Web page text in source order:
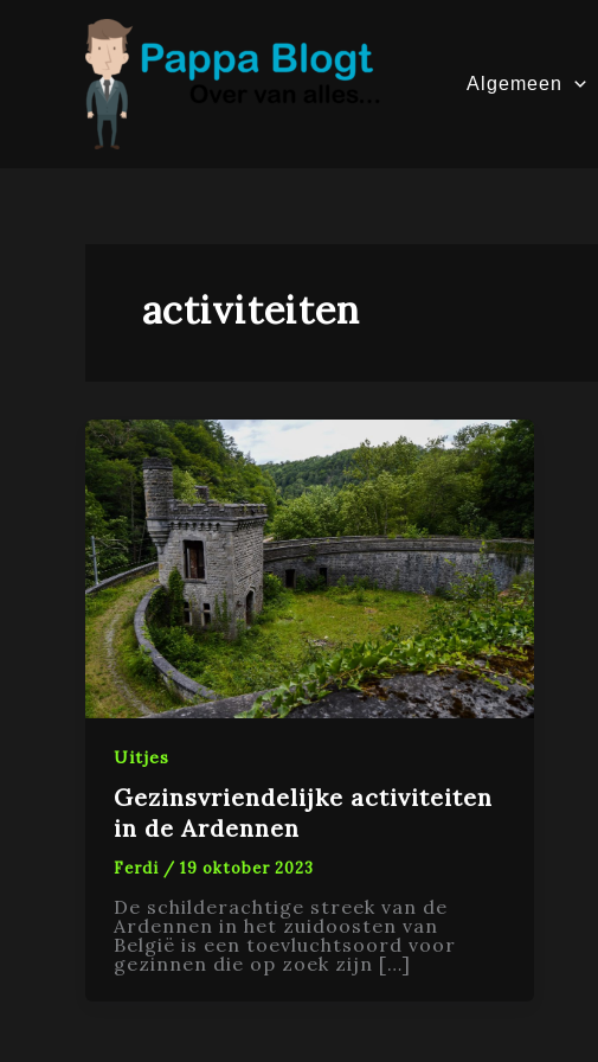
Algemeen
activiteiten
Uitjes
Gezinsvriendelijke activiteiten
in de Ardennen
Ferdi / 19 oktober 2023
De schilderachtige streek van de
Ardennen in het zuidoosten van
België is een toevluchtsoord voor
gezinnen die op zoek zijn […]